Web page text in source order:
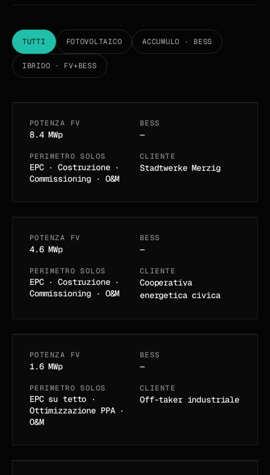
TUTTI FOTOVOLTAICO ACCUMULO · BESS
IBRIDO · FV+BESS
01/12 IN ESERCIZIO · 2025
Parco solare Merzig
POTENZA FV
8.4 MWp
BESS
—
PERIMETRO SOLOS
EPC · Costruzione ·
Commissioning · O&M
CLIENTE
Stadtwerke Merzig
02/12 IN ESERCIZIO · 2024
Parco solare civico
Saarpfalz
POTENZA FV
4.6 MWp
BESS
—
PERIMETRO SOLOS
EPC · Costruzione ·
Commissioning · O&M
CLIENTE
Cooperativa
energetica civica
03/12 IN ESERCIZIO · 2025
Tetto logistico
Vestfalia
POTENZA FV
1.6 MWp
BESS
—
PERIMETRO SOLOS
EPC su tetto ·
Ottimizzazione PPA ·
O&M
CLIENTE
Off-taker industriale
Tetto industriale Sud
Germania